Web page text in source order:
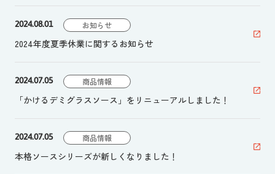
2024.08.01 お知らせ
2024年度夏季休業に関するお知らせ
2024.07.05 商品情報
「かけるデミグラスソース」をリニューアルしました！
2024.07.05 商品情報
本格ソースシリーズが新しくなりました！